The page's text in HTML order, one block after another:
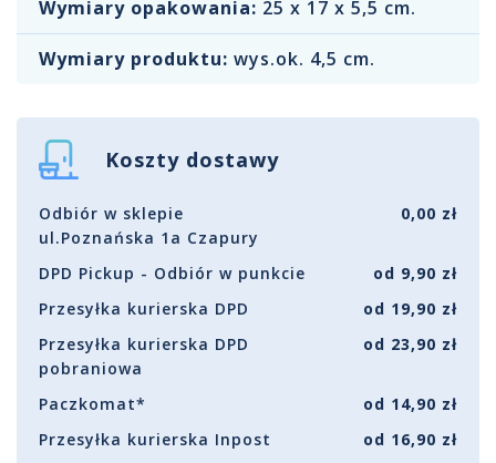
Wymiary opakowania: 25 x 17 x 5,5 cm.
Wymiary produktu: wys.ok. 4,5 cm.
Koszty dostawy
Odbiór w sklepie
ul.Poznańska 1a Czapury
0,00 zł
DPD Pickup - Odbiór w punkcie
od 9,90 zł
Przesyłka kurierska DPD
od 19,90 zł
Przesyłka kurierska DPD
pobraniowa
od 23,90 zł
Paczkomat*
od 14,90 zł
Przesyłka kurierska Inpost
od 16,90 zł